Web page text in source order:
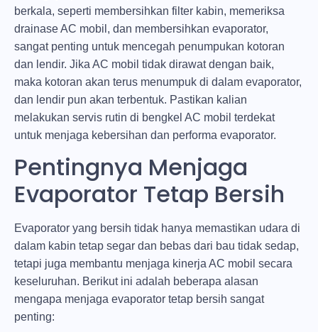
berkala, seperti membersihkan filter kabin, memeriksa
drainase AC mobil, dan membersihkan evaporator,
sangat penting untuk mencegah penumpukan kotoran
dan lendir. Jika AC mobil tidak dirawat dengan baik,
maka kotoran akan terus menumpuk di dalam evaporator,
dan lendir pun akan terbentuk. Pastikan kalian
melakukan servis rutin di bengkel AC mobil terdekat
untuk menjaga kebersihan dan performa evaporator.
Pentingnya Menjaga
Evaporator Tetap Bersih
Evaporator yang bersih tidak hanya memastikan udara di
dalam kabin tetap segar dan bebas dari bau tidak sedap,
tetapi juga membantu menjaga kinerja AC mobil secara
keseluruhan. Berikut ini adalah beberapa alasan
mengapa menjaga evaporator tetap bersih sangat
penting: